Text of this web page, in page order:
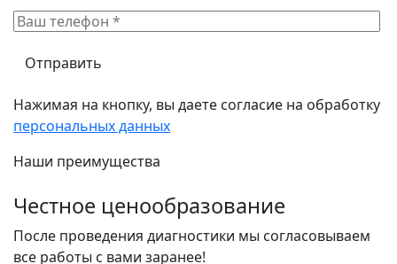
Нажимая на кнопку, вы даете согласие на обработку
персональных данных
Наши преимущества
Честное ценообразование
После проведения диагностики мы согласовываем
все работы с вами заранее!